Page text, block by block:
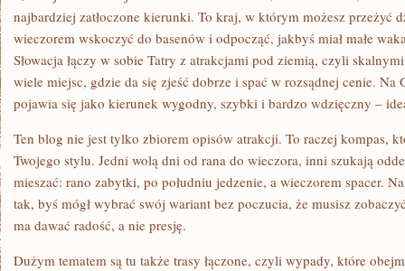
najbardziej zatłoczone kierunki. To kraj, w którym możesz przeżyć
wieczorem wskoczyć do basenów i odpocząć, jakbyś miał małe
Słowacja łączy w sobie Tatry z atrakcjami pod ziemią, czyli
wiele miejsc, gdzie da się zjeść dobrze i spać w rozsądnej cenie. Na
pojawia się jako kierunek wygodny, szybki i bardzo wdzięczny –
Ten blog nie jest tylko zbiorem opisów atrakcji. To raczej kompas,
Twojego stylu. Jedni wolą dni od rana do wieczora, inni szukają
mieszać: rano zabytki, po południu jedzenie, a wieczorem spacer.
tak, byś mógł wybrać swój wariant bez poczucia, że musisz
ma dawać radość, a nie presję.
Dużym tematem są tu także trasy łączone, czyli wypady, które